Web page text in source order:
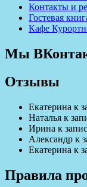
Контакты и
Гостевая
Кафе
Мы
Отзывы
Екатерина к
Наталья к
Ирина к
Александр к
Екатерина к
Правила